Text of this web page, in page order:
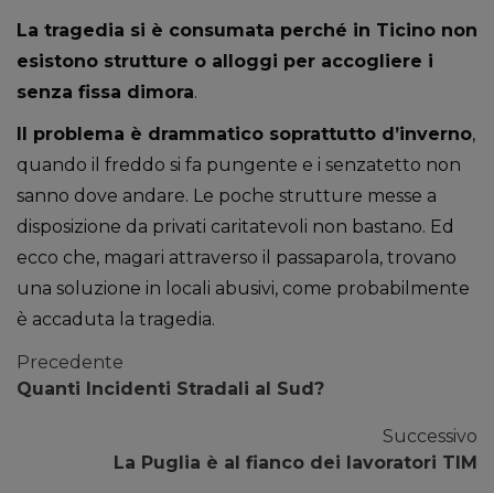
La tragedia si è consumata perché in Ticino non
esistono strutture o alloggi per accogliere i
senza fissa dimora.
Il problema è drammatico soprattutto d’inverno,
quando il freddo si fa pungente e i senzatetto non
sanno dove andare. Le poche strutture messe a
disposizione da privati caritatevoli non bastano. Ed
ecco che, magari attraverso il passaparola, trovano
una soluzione in locali abusivi, come probabilmente
è accaduta la tragedia.
Precedente
Quanti Incidenti Stradali al Sud?
Successivo
La Puglia è al fianco dei lavoratori TIM